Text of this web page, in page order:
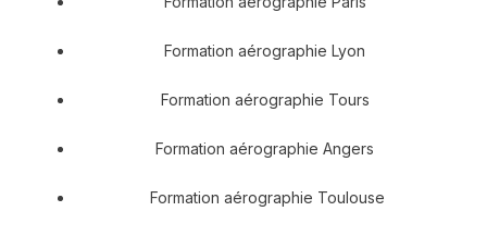
Formation aérographie Lyon
Formation aérographie Tours
Formation aérographie Angers
Formation aérographie Toulouse